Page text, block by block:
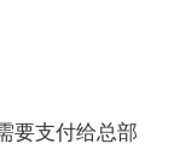
支付给总部